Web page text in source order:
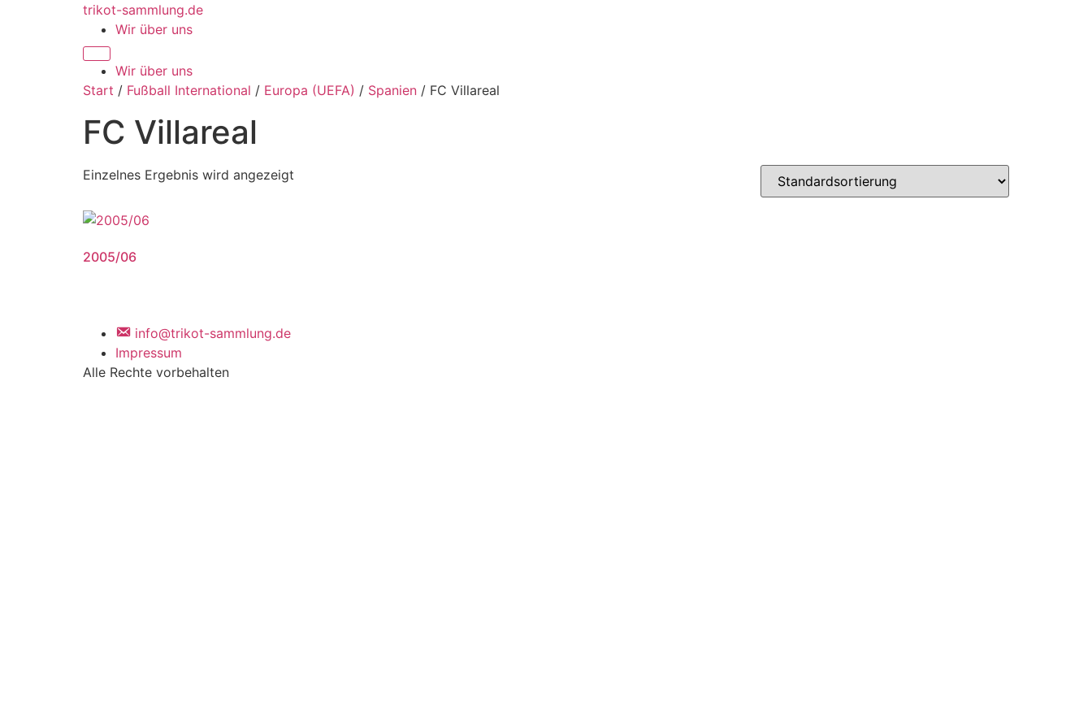
trikot-sammlung.de
Wir über uns
Wir über uns
Start / Fußball International / Europa (UEFA) / Spanien / FC Villareal
FC Villareal
Einzelnes Ergebnis wird angezeigt
2005/06
info@trikot-sammlung.de
Impressum
Alle Rechte vorbehalten